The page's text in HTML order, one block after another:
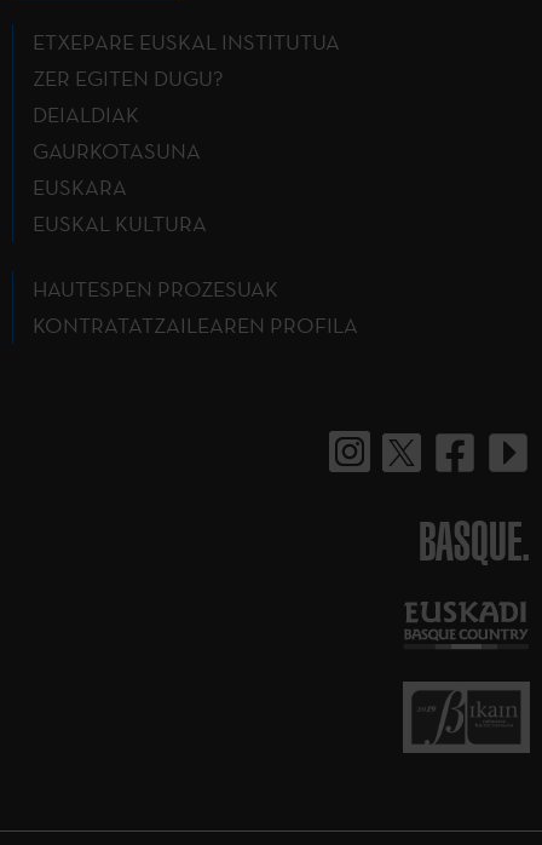
ETXEPARE EUSKAL INSTITUTUA
ZER EGITEN DUGU?
DEIALDIAK
GAURKOTASUNA
EUSKARA
EUSKAL KULTURA
HAUTESPEN PROZESUAK
KONTRATATZAILEAREN PROFILA
BASQUE.